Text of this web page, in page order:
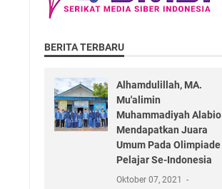
BERITA TERBARU
Alhamdulillah, MA.
Mu'alimin
Muhammadiyah Alabio
Mendapatkan Juara
Umum Pada Olimpiade
Pelajar Se-Indonesia
Oktober 07, 2021